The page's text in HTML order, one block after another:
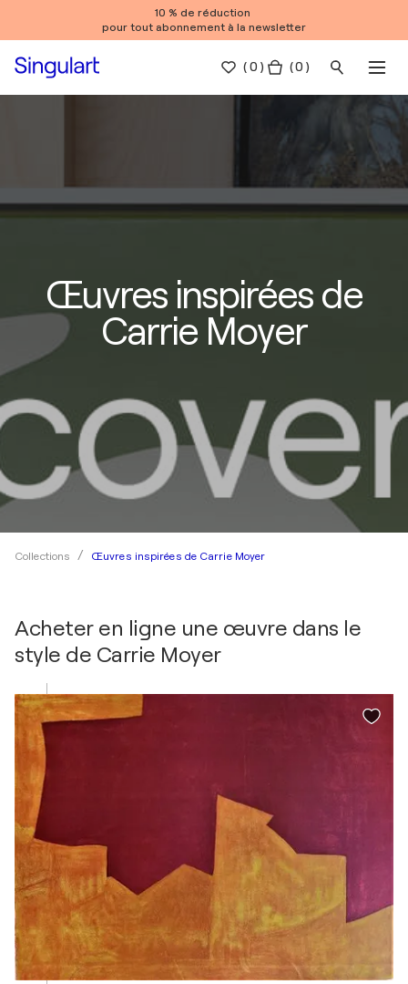
10 % de réduction
pour tout abonnement à la newsletter
(0 ) ( 0 )
Œuvres inspirées de
Carrie Moyer
Collections Œuvres inspirées de Carrie Moyer
Acheter en ligne une œuvre dans le
style de Carrie Moyer